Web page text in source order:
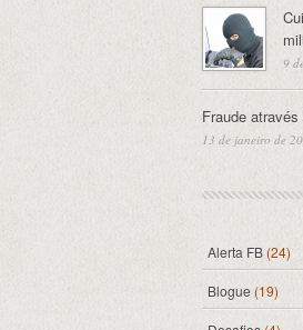
9
Fraude
13 de janeiro de
Alerta FB(24)
Blogue(19)